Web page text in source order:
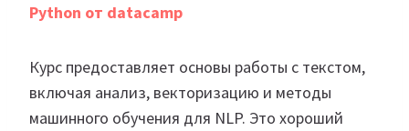
Python от datacamp
Курс предоставляет основы работы с текстом,
включая анализ, векторизацию и методы
машинного обучения для NLP. Это хороший